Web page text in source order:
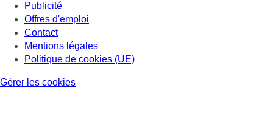
Publicité
Offres d'emploi
Contact
Mentions légales
Politique de cookies (UE)
Gérer les cookies